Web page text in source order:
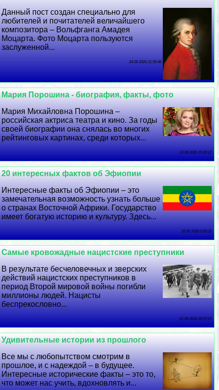
Данный пост создан специально для
любителей и почитателей величайшего
композитора – Вольфганга Амадея
Моцарта. Фото Моцарта пользуются
заслуженной...
24 06 2026 21:50:48
Мария Порошина - биография, факты, фото
Мария Михайловна Порошина –
российская актриса театра и кино. За годы
своей биографии она снялась во многих
рейтинговых картинах, среди которых...
23 06 2026 15:50:22
20 интересных фактов об Эфиопии
Интересные факты об Эфиопии – это
замечательная возможность узнать больше
о странах Восточной Африки. Государство
имеет богатую историю и культуру. Здесь...
22 06 2026 0:20:32
Самые кровожадные нацистские преступники
В результате бесчеловечных и зверских
действий нацистских преступников в
период Второй мировой войны погибли
миллионы людей. Нацисты
беспрекословно...
21 06 2026 20:57:25
Удивительные истории из прошлого
Все мы с любопытством смотрим в
прошлое, и с надеждой – в будущее.
Интересные исторические факты – это то,
что может нас учить, вдохновлять и...